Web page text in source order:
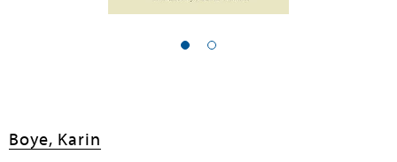
Boye, Karin